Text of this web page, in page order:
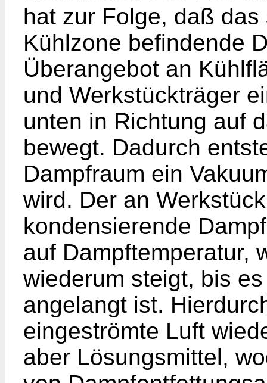
hat zur Folge, daß
Kühlzone befindende
Überangebot an
und Werkstückträger
unten in Richtung auf
bewegt. Dadurch
Dampfraum ein
wird. Der an
kondensierende
auf Dampftemperatur,
wiederum steigt, bis
angelangt ist.
eingeströmte Luft
aber Lösungsmittel,